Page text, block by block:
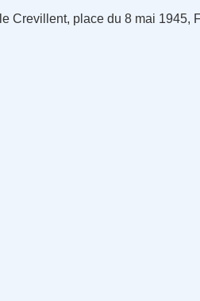
Crevillent, place du 8 mai 1945,